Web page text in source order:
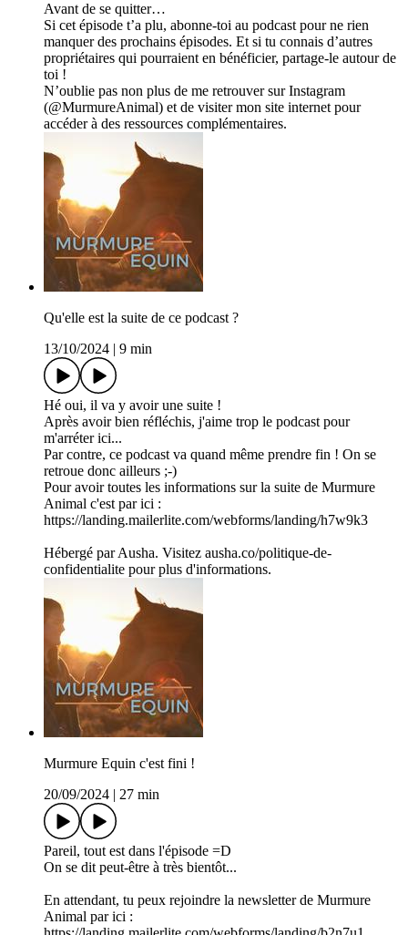
Avant de se quitter…
Si cet épisode t’a plu, abonne-toi au podcast pour ne rien
manquer des prochains épisodes. Et si tu connais d’autres
propriétaires qui pourraient en bénéficier, partage-le autour de
toi !
N’oublie pas non plus de me retrouver sur Instagram
(@MurmureAnimal) et de visiter mon site internet pour
accéder à des ressources complémentaires.
Qu'elle est la suite de ce podcast ?
13/10/2024
9 min
Hé oui, il va y avoir une suite !
Après avoir bien réfléchis, j'aime trop le podcast pour
m'arréter ici...
Par contre, ce podcast va quand même prendre fin ! On se
retroue donc ailleurs ;-)
Pour avoir toutes les informations sur la suite de Murmure
Animal c'est par ici :
https://landing.mailerlite.com/webforms/landing/h7w9k3
Hébergé par Ausha. Visitez ausha.co/politique-de-
confidentialite pour plus d'informations.
Murmure Equin c'est fini !
20/09/2024
27 min
Pareil, tout est dans l'épisode =D
On se dit peut-être à très bientôt...
En attendant, tu peux rejoindre la newsletter de Murmure
Animal par ici :